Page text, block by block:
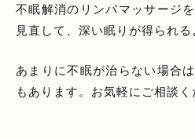
不眠解消のリンパマッサージ
見直して、深い眠りが得られる
あまりに不眠が治らない場合
もあります。お気軽にご相談く